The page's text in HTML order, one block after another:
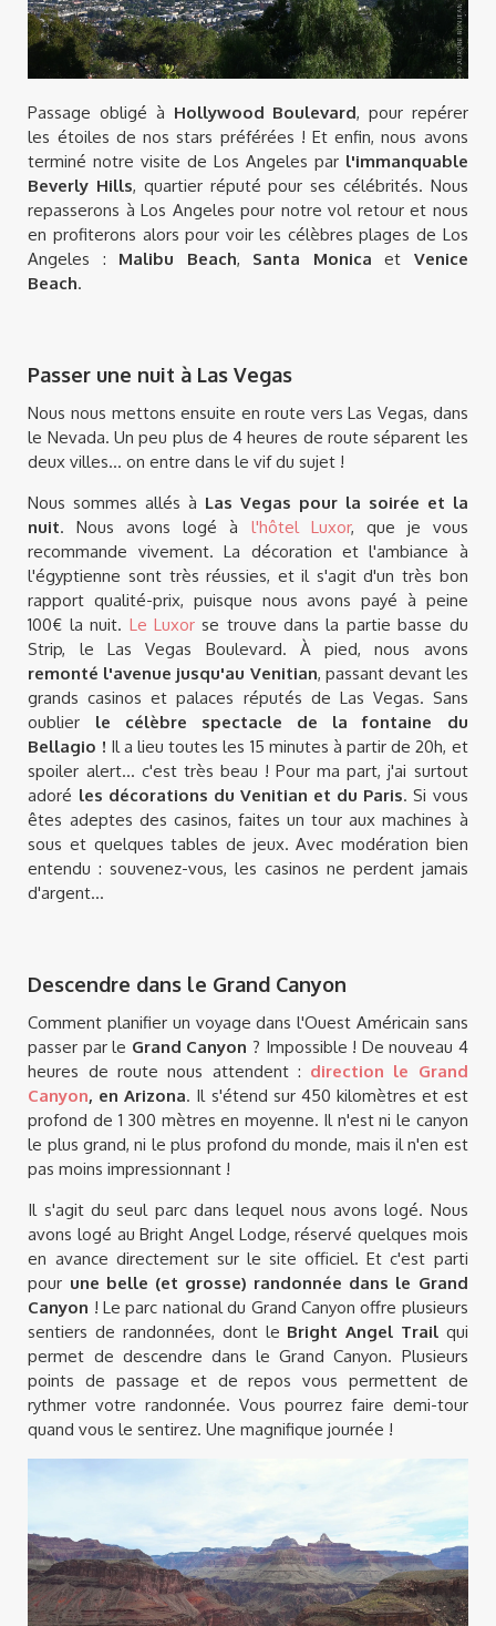
Passage obligé à Hollywood Boulevard, pour repérer
les étoiles de nos stars préférées ! Et enfin, nous avons
terminé notre visite de Los Angeles par l'immanquable
Beverly Hills, quartier réputé pour ses célébrités. Nous
repasserons à Los Angeles pour notre vol retour et nous
en profiterons alors pour voir les célèbres plages de Los
Angeles : Malibu Beach, Santa Monica et Venice
Beach.
Passer une nuit à Las Vegas
Nous nous mettons ensuite en route vers Las Vegas, dans
le Nevada. Un peu plus de 4 heures de route séparent les
deux villes... on entre dans le vif du sujet !
Nous sommes allés à Las Vegas pour la soirée et la
nuit. Nous avons logé à l'hôtel Luxor, que je vous
recommande vivement. La décoration et l'ambiance à
l'égyptienne sont très réussies, et il s'agit d'un très bon
rapport qualité-prix, puisque nous avons payé à peine
100€ la nuit. Le Luxorse trouve dans la partie basse du
Strip, le Las Vegas Boulevard. À pied, nous avons
remonté l'avenue jusqu'au Venitian, passant devant les
grands casinos et palaces réputés de Las Vegas. Sans
oublier le célèbre spectacle de la fontaine du
Bellagio ! Il a lieu toutes les 15 minutes à partir de 20h, et
spoiler alert... c'est très beau ! Pour ma part, j'ai surtout
adoré les décorations du Venitian et du Paris. Si vous
êtes adeptes des casinos, faites un tour aux machines à
sous et quelques tables de jeux. Avec modération bien
entendu : souvenez-vous, les casinos ne perdent jamais
d'argent...
Descendre dans le Grand Canyon
Comment planifier un voyage dans l'Ouest Américain sans
passer par le Grand Canyon ? Impossible ! De nouveau 4
heures de route nous attendent : direction le Grand
Canyon, en Arizona. Il s'étend sur 450 kilomètres et est
profond de 1 300 mètres en moyenne. Il n'est ni le canyon
le plus grand, ni le plus profond du monde, mais il n'en est
pas moins impressionnant !
Il s'agit du seul parc dans lequel nous avons logé. Nous
avons logé au Bright Angel Lodge, réservé quelques mois
en avance directement sur le site officiel. Et c'est parti
pour une belle (et grosse) randonnée dans le Grand
Canyon ! Le parc national du Grand Canyon offre plusieurs
sentiers de randonnées, dont le Bright Angel Trailqui
permet de descendre dans le Grand Canyon. Plusieurs
points de passage et de repos vous permettent de
rythmer votre randonnée. Vous pourrez faire demi-tour
quand vous le sentirez. Une magnifique journée !